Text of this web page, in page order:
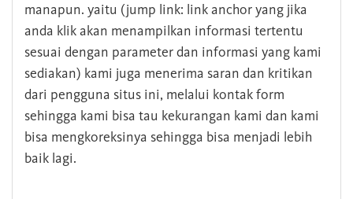
manapun. yaitu (jump link: link anchor yang jika
anda klik akan menampilkan informasi tertentu
sesuai dengan parameter dan informasi yang kami
sediakan) kami juga menerima saran dan kritikan
dari pengguna situs ini, melalui kontak form
sehingga kami bisa tau kekurangan kami dan kami
bisa mengkoreksinya sehingga bisa menjadi lebih
baik lagi.